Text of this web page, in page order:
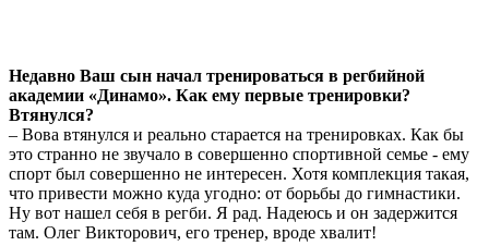
Недавно Ваш сын начал тренироваться в регбийной
академии «Динамо». Как ему первые тренировки?
Втянулся?
– Вова втянулся и реально старается на тренировках. Как бы
это странно не звучало в совершенно спортивной семье - ему
спорт был совершенно не интересен. Хотя комплекция такая,
что привести можно куда угодно: от борьбы до гимнастики.
Ну вот нашел себя в регби. Я рад. Надеюсь и он задержится
там. Олег Викторович, его тренер, вроде хвалит!